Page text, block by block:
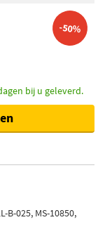
-50%
bij u geleverd.
B-025, MS-10850,